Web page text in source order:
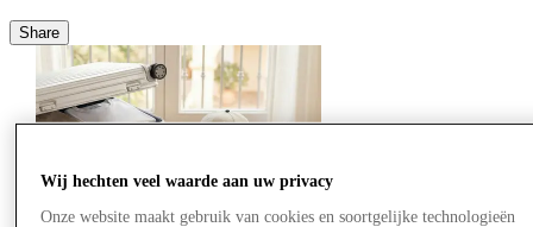
Share
Wij hechten veel waarde aan uw privacy
Onze website maakt gebruik van cookies en soortgelijke technologieën